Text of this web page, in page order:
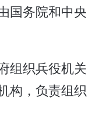
国务院和中央
组织兵役机关
构，负责组织